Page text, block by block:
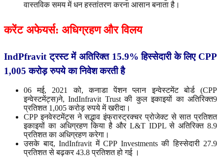
वास्तविक समय में धन हस्तांतरण करना आसान बनाता है।
करेंट अफेयर्स: अधिग्रहण और विलय
IndPfravitट्रस्ट में अतिरिक्त15.9%हिस्सेदारी के लिएCPP
1,005करोड़ रुपये का निवेश करती है
06 मई, 2021 को, कनाडा पेंशन प्लान इन्वेस्टमेंट बोर्ड (CPP
इन्वेस्टमेंट्स)ने, IndInfravit Trust की कुल इकाइयों का अतिरिक्त9
प्रतिशत 1,005 करोड़ रुपये में खरीदा।
CPP इनवेस्टमेंट्स ने सद्भाव इंफ्रास्ट्रक्चर प्रोजेक्ट से सात प्रतिशत
इकाइयों का अधिग्रहण किया है और L&T IDPL से अतिरिक्त 8.9
प्रतिशत का अधिग्रहण करेगा।
उसके बाद, IndInfravit में CPP Investments की हिस्सेदारी 27.9
प्रतिशत से बढ़कर 43.8 प्रतिशत हो गई ।